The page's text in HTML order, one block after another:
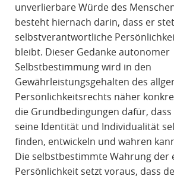
unverlierbare Würde des
besteht hiernach darin, dass er
selbstverantwortliche
bleibt. Dieser Gedanke autonomer
Selbstbestimmung wird in den
Gewährleistungsgehalten des
Persönlichkeitsrechts näher
die Grundbedingungen dafür, dass
seine Identität und Individualität
finden, entwickeln und wahren
Die selbstbestimmte Wahrung der
Persönlichkeit setzt voraus, dass